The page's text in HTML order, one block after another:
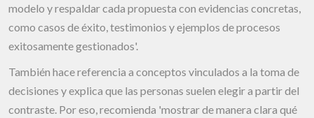
modelo y respaldar cada propuesta con evidencias concretas,
como casos de éxito, testimonios y ejemplos de procesos
exitosamente gestionados'.
También hace referencia a conceptos vinculados a la toma de
decisiones y explica que las personas suelen elegir a partir del
contraste. Por eso, recomienda 'mostrar de manera clara qué